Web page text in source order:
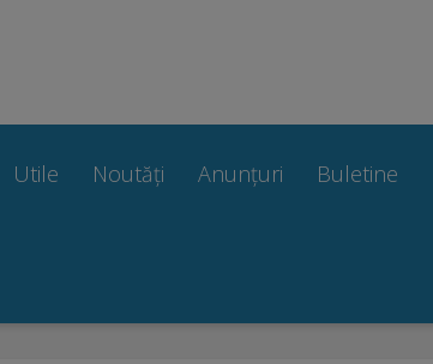
Utile Noutăți Anunțuri Buletine